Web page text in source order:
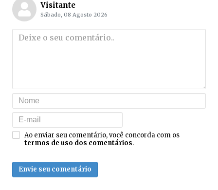
Visitante
Sábado, 08 Agosto 2026
Ao enviar seu comentário, você concorda com os
termos de uso dos comentários.
Envie seu comentário